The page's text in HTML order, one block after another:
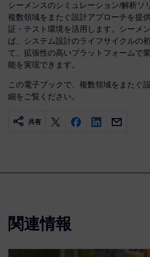
シーメンスのシミュレーション/解析ソ
複数領域をまたぐ設計アプローチを提
証・テスト環境を活用します。シーメ
ば、システム設計のライフサイクルの
て、拡張性の高いプラットフォームで
能を実現できます。
この電子ブックで、複数領域をまたぐ
細をご覧ください。
共有
関連情報